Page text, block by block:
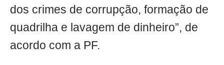
dos crimes de corrupção, formação de
quadrilha e lavagem de dinheiro”, de
acordo com a PF.